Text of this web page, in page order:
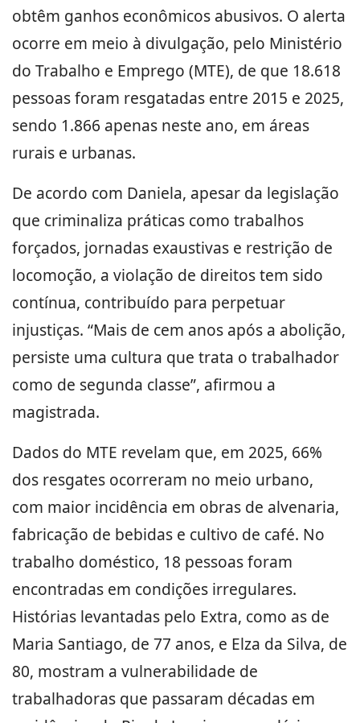
obtêm ganhos econômicos abusivos. O alerta
ocorre em meio à divulgação, pelo Ministério
do Trabalho e Emprego (MTE), de que 18.618
pessoas foram resgatadas entre 2015 e 2025,
sendo 1.866 apenas neste ano, em áreas
rurais e urbanas.
De acordo com Daniela, apesar da legislação
que criminaliza práticas como trabalhos
forçados, jornadas exaustivas e restrição de
locomoção, a violação de direitos tem sido
contínua, contribuído para perpetuar
injustiças. “Mais de cem anos após a abolição,
persiste uma cultura que trata o trabalhador
como de segunda classe”, afirmou a
magistrada.
Dados do MTE revelam que, em 2025, 66%
dos resgates ocorreram no meio urbano,
com maior incidência em obras de alvenaria,
fabricação de bebidas e cultivo de café. No
trabalho doméstico, 18 pessoas foram
encontradas em condições irregulares.
Histórias levantadas pelo Extra, como as de
Maria Santiago, de 77 anos, e Elza da Silva, de
80, mostram a vulnerabilidade de
trabalhadoras que passaram décadas em